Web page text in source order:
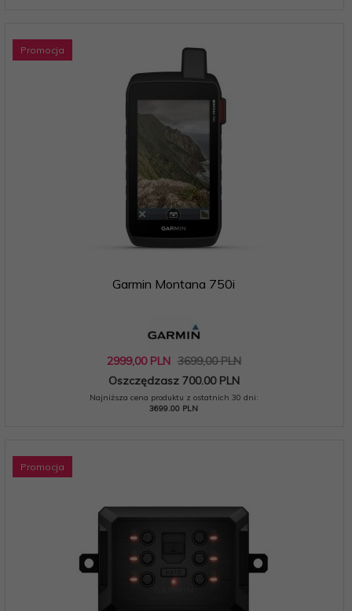
Promocja
Garmin Montana 750i
2999,00 PLN 3699,00 PLN
Oszczędzasz 700.00 PLN
Najniższa cena produktu z ostatnich 30 dni:
3699.00 PLN
Promocja